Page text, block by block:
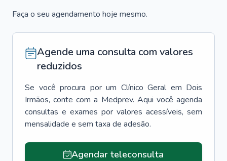
Faça o seu agendamento hoje mesmo.
Agende uma consulta com valores
reduzidos
Se você procura por um Clínico Geral em Dois
Irmãos, conte com a Medprev. Aqui você agenda
consultas e exames por valores acessíveis, sem
mensalidade e sem taxa de adesão.
Agendar teleconsulta